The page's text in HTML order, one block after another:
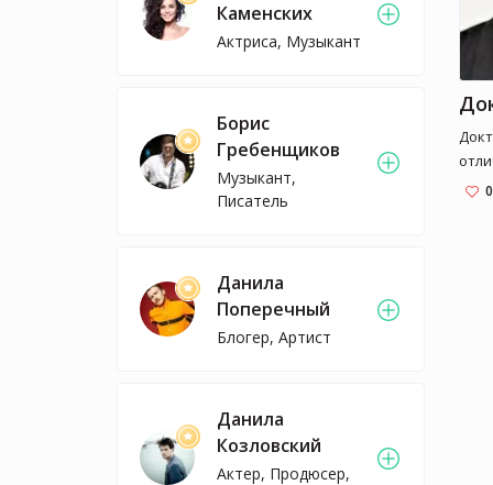
Каменских
Актриса, Музыкант
Борис
Гребенщиков
Музыкант,
Писатель
Данила
Поперечный
Блогер, Артист
Данила
Козловский
Актер, Продюсер,
0